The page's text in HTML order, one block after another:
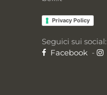
Privacy Policy
Seguici sui social:
Facebook -